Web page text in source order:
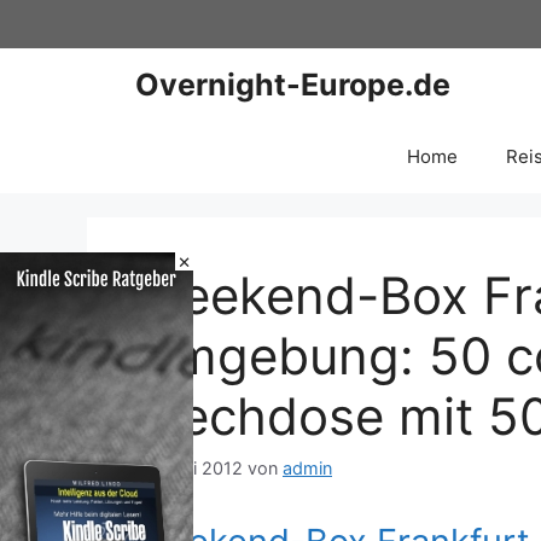
×
Inhalt
Overnight-Europe.de
Home
Weekend-Box
Umgebung: 50
Blechdose mit
16. Juni 2012 von admin